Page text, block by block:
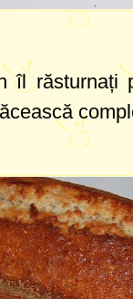
îl răsturnați